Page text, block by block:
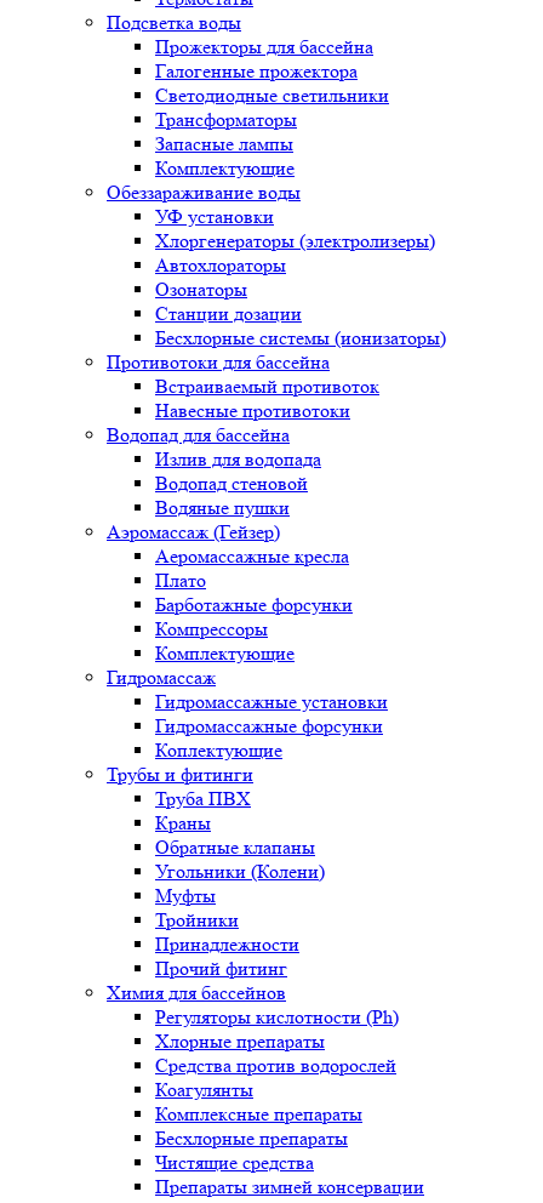
Подсветка воды
Прожекторы для бассейна
Галогенные прожектора
Светодиодные светильники
Трансформаторы
Запасные лампы
Комплектующие
Обеззараживание воды
УФ установки
Хлоргенераторы (электролизеры)
Автохлораторы
Озонаторы
Станции дозации
Бесхлорные системы (ионизаторы)
Противотоки для бассейна
Встраиваемый противоток
Навесные противотоки
Водопад для бассейна
Излив для водопада
Водопад стеновой
Водяные пушки
Аэромассаж (Гейзер)
Аеромассажные кресла
Плато
Барботажные форсунки
Компрессоры
Комплектующие
Гидромассаж
Гидромассажные установки
Гидромассажные форсунки
Коплектующие
Трубы и фитинги
Труба ПВХ
Краны
Обратные клапаны
Угольники (Колени)
Муфты
Тройники
Принадлежности
Прочий фитинг
Химия для бассейнов
Регуляторы кислотности (Ph)
Хлорные препараты
Средства против водорослей
Коагулянты
Комплексные препараты
Бесхлорные препараты
Чистящие средства
Препараты зимней консервации